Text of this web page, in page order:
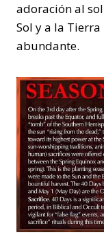
adoración al
Sol y a la
abundante.